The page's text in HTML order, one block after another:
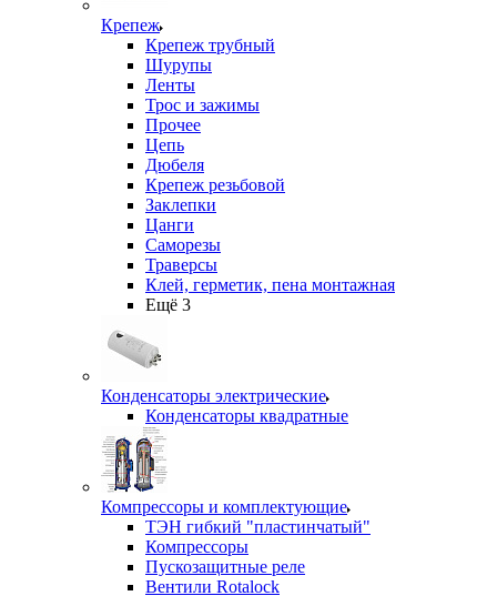
Крепеж
Крепеж трубный
Шурупы
Ленты
Трос и зажимы
Прочее
Цепь
Дюбеля
Крепеж резьбовой
Заклепки
Цанги
Саморезы
Траверсы
Клей, герметик, пена монтажная
Ещё 3
Конденсаторы электрические
Конденсаторы квадратные
Компрессоры и комплектующие
ТЭН гибкий "пластинчатый"
Компрессоры
Пускозащитные реле
Вентили Rotalock